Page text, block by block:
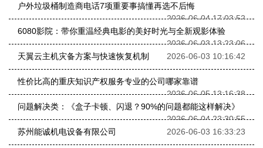
户外垃圾桶制造商电话7项重要事搞懂再选不后悔
2026-06-04 17:03:52
6080影院：带你重温经典电影的美好时光与全新观影体验
2026-06-03 13:23:06
天翼云主机灾备方案与快速恢复机制
2026-06-03 10:16:42
性价比高的重庆知识产权服务专业的公司哪家靠谱
2026-06-05 13:16:38
问题解决类：《盒子卡顿、闪退？90%的问题都能这样解决》
2026-06-04 23:30:55
苏州能诚机电设备有限公司
2026-06-03 16:33:23